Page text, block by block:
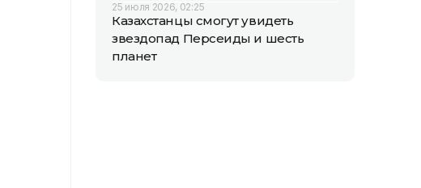
25 июля 2026, 02:25
Казахстанцы смогут увидеть
звездопад Персеиды и шесть
планет